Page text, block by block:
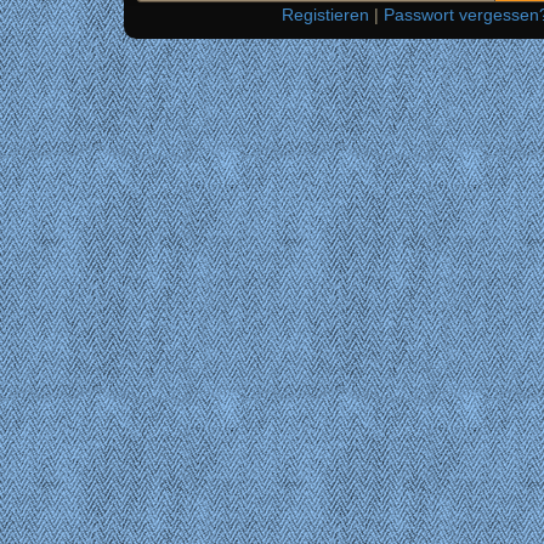
Registieren | Passwort